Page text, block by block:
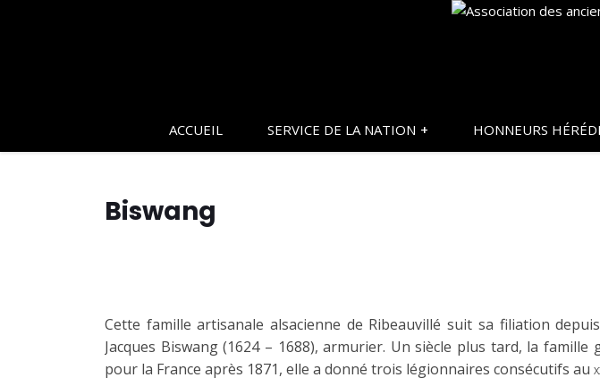
ACCUEIL SERVICE DE LA NATION HONNEURS
Biswang
Cette famille artisanale alsacienne de Ribeauvillé suit sa filiation
Jacques Biswang (1624 – 1688), armurier. Un siècle plus tard, la
pour la France après 1871, elle a donné trois légionnaires consécutifs au